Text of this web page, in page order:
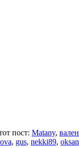
пост: Matany,
, gus, nekki89,